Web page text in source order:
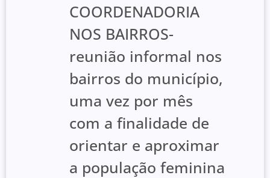
COORDENADORIA
NOS BAIRROS-
reunião informal nos
bairros do município,
uma vez por mês
com a finalidade de
orientar e aproximar
a população feminina